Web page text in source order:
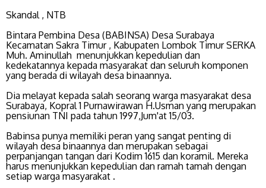
Skandal , NTB
Bintara Pembina Desa (BABINSA) Desa Surabaya
Kecamatan Sakra Timur , Kabupaten Lombok Timur SERKA
Muh. Aminullah menunjukkan kepedulian dan
kedekatannya kepada masyarakat dan seluruh komponen
yang berada di wilayah desa binaannya.
Dia melayat kepada salah seorang warga masyarakat desa
Surabaya, Kopral 1 Purnawirawan H.Usman yang merupakan
pensiunan TNI pada tahun 1997,Jum'at 15/03.
Babinsa punya memiliki peran yang sangat penting di
wilayah desa binaannya dan merupakan sebagai
perpanjangan tangan dari Kodim 1615 dan koramil. Mereka
harus menunjukkan kepedulian dan ramah tamah dengan
setiap warga masyarakat .